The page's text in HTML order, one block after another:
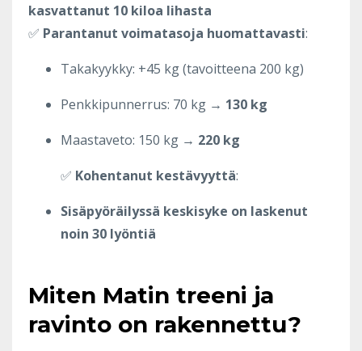
kasvattanut 10 kiloa lihasta
✅ Parantanut voimatasoja huomattavasti:
Takakyykky: +45 kg (tavoitteena 200 kg)
Penkkipunnerrus: 70 kg → 130 kg
Maastaveto: 150 kg → 220 kg
✅ Kohentanut kestävyyttä:
Sisäpyöräilyssä keskisyke on laskenut
noin 30 lyöntiä
Miten Matin treeni ja
ravinto on rakennettu?